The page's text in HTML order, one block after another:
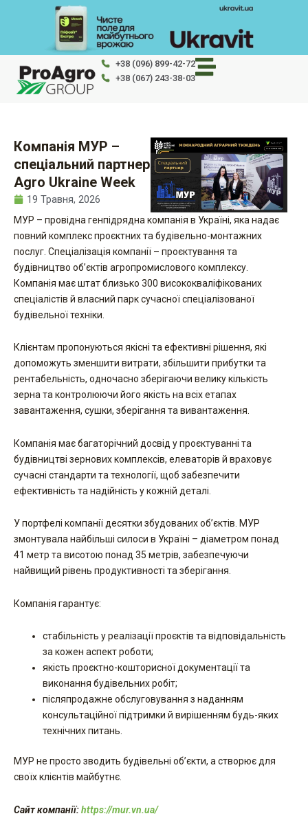
+38 (096) 899-42-72
+38 (067) 243-38-03
Компанія МУР –
спеціальний партнер
Agro Ukraine Week
19 Травня, 2026
МУР – провідна генпідрядна компанія в Україні, яка надає
повний комплекс проєктних та будівельно-монтажних
послуг. Спеціалізація компанії – проєктування та
будівництво об’єктів агропромислового комплексу.
Компанія має штат близько 300 висококваліфікованих
спеціалістів й власний парк сучасної спеціалізованої
будівельної техніки.
Клієнтам пропонуються якісні та ефективні рішення, які
допоможуть зменшити витрати, збільшити прибутки та
рентабельність, одночасно зберігаючи велику кількість
зерна та контролюючи його якість на всіх етапах
завантаження, сушки, зберігання та вивантаження.
Компанія має багаторічний досвід у проєктуванні та
будівництві зернових комплексів, елеваторів й враховує
сучасні стандарти та технології, щоб забезпечити
ефективність та надійність у кожній деталі.
У портфелі компанії десятки збудованих об’єктів. МУР
змонтувала найбільші силоси в Україні – діаметром понад
41 метр та висотою понад 35 метрів, забезпечуючи
найвищий рівень продуктивності та зберігання.
Компанія гарантує:
стабільність у реалізації проєктів та відповідальність
за кожен аспект роботи;
якість проєктно-кошторисної документації та
виконання будівельних робіт;
післяпродажне обслуговування з наданням
консультаційної підтримки й вирішенням будь-яких
технічних питань.
МУР не просто зводить будівельні об’єкти, а створює для
своїх клієнтів майбутнє.
Сайт компанії:https://mur.vn.ua/